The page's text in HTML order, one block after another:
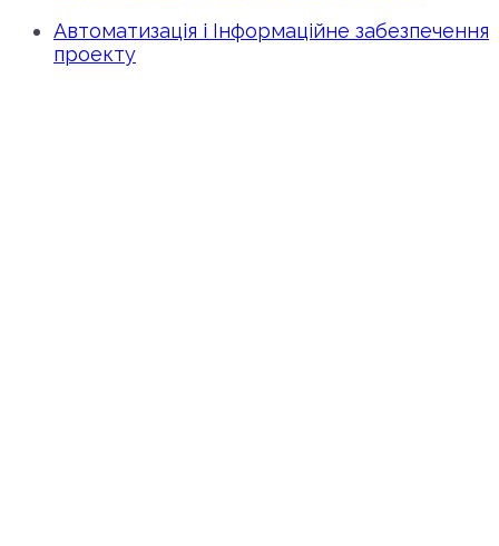
Автоматизація і Інформаційне забезпечення
проекту